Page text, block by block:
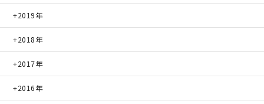
2019年
2018年
2017年
2016年